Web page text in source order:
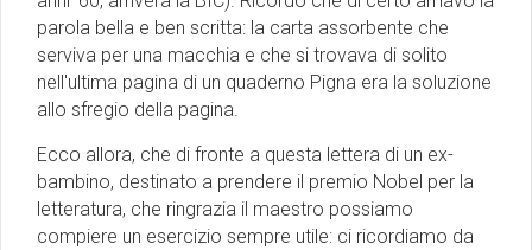
parola bella e ben scritta: la carta assorbente che
serviva per una macchia e che si trovava di solito
nell'ultima pagina di un quaderno Pigna era la soluzione
allo sfregio della pagina.
Ecco allora, che di fronte a questa lettera di un ex-
bambino, destinato a prendere il premio Nobel per la
letteratura, che ringrazia il maestro possiamo
compiere un esercizio sempre utile: ci ricordiamo da